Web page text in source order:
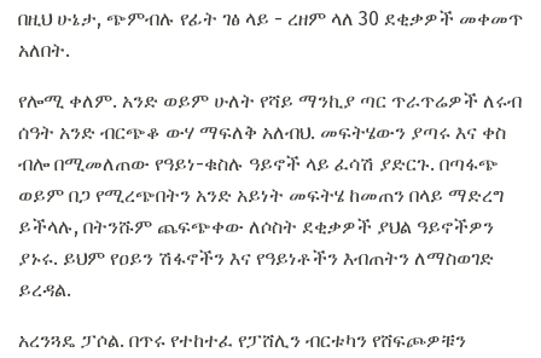
በዚህ ሁኔታ, ጭምብሉ የፊት ገፅ ላይ - ረዘም ላለ 30 ደቂቃዎች መቀመጥ
አለበት.
የሎሚ ቀለም. አንድ ወይም ሁለት የሻይ ማንኪያ ጣር ጥራጥሬዎች ለሩብ
ሰዓት አንድ ብርጭቆ ውሃ ማፍለቅ አለብህ. መፍትሄውን ያጣሩ እና ቀስ
ብሎ በሚመለጠው የዓይነ-ቁስሉ ዓይኖች ላይ ፈሳሽ ያድርጉ. በጣፋጭ
ወይም በጋ የሚረጭበትን አንድ አይነት መፍትሄ ከመጠን በላይ ማድረግ
ይችላሉ, በትንሹም ጨፍጭቀው ለሶስት ደቂቃዎች ያህል ዓይኖችዎን
ያኑሩ. ይህም የዐይን ሽፋኖችን እና የዓይነቶችን እብጠትን ለማስወገድ
ይረዳል.
አረንጓዴ ፓሶል. በጥሩ የተከተፈ የፓሸሊን ብርቱካን የሸፍጮዎቹን